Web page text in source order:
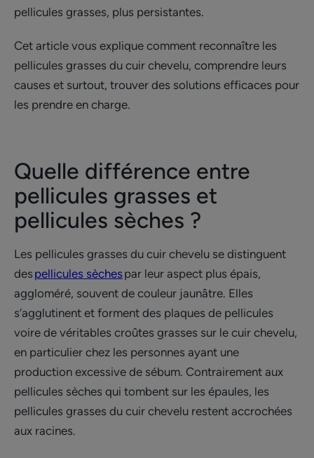
pellicules grasses, plus persistantes.
Cet article vous explique comment reconnaître les
pellicules grasses du cuir chevelu, comprendre leurs
causes et surtout, trouver des solutions efficaces pour
les prendre en charge.
Quelle différence entre
pellicules grasses et
pellicules sèches ?
Les pellicules grasses du cuir chevelu se distinguent
despellicules sèchespar leur aspect plus épais,
aggloméré, souvent de couleur jaunâtre. Elles
s’agglutinent et forment des plaques de pellicules
voire de véritables croûtes grasses sur le cuir chevelu,
en particulier chez les personnes ayant une
production excessive de sébum. Contrairement aux
pellicules sèches qui tombent sur les épaules, les
pellicules grasses du cuir chevelu restent accrochées
aux racines.